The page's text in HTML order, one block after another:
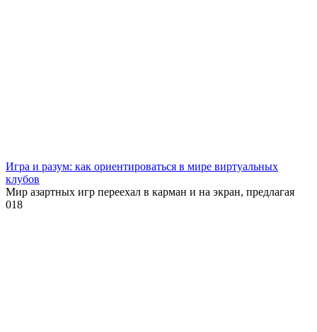
Игра и разум: как ориентироваться в мире виртуальных
клубов
Мир азартных игр переехал в карман и на экран, предлагая
018